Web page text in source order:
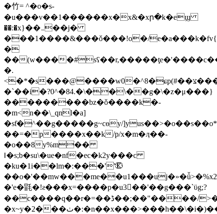
�⽵= ^�o�s-
�u���v��1������x�x&�xր�k�eϣ
��:�x}��܅��j�
���1����&���ǒ���!o�/
�
��(w���
�.
<�*�s���@����w0�^8�ɕp(#��צ����®�e������;7�y�!,��2���z�<}:��r�9c�e|
�`��i�?0^�84.�\��\��g�\�z�μ���}
���������bz�ǒ����k�-
�m<n��\_qnl�a]
�sƭ�^��g�����g~cɵy/
��=�p����x��k/p/x�m�ӆ��-
�o��8y%mׄ��
ǁ�s;b�su\�ue�nf�ec�k2y���c
�ku�1i��lm�:���''㉿
�'e�毷�!ƨ���x=����p�u3��'��g���`ϋg;?
��c����q��r�=��ڈ��;��"����/>�n�n�m�����g�ds�"i�*�n���#.��k5�l�5�&dl!:�/
�x~y�2���ٺ�:�n��x���>���h��\�i�)��